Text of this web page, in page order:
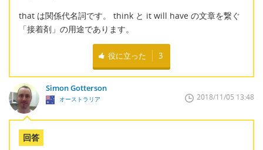
that は関係代名詞です。 think と it will have の文章を繋ぐ
「接着剤」の用途であります。
役に立った 3
Simon Gotterson
オーストラリア 2018/11/05 13:48
回答